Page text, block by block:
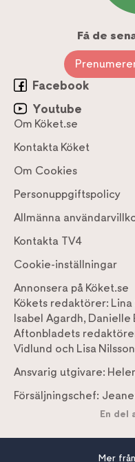
Få de
Facebook
Youtube
Om Köket.se
Kontakta Köket
Om Cookies
Personuppgiftspolicy
Allmänna
Kontakta TV4
Cookie-inställningar
Annonsera på Köket.se
Kökets redaktörer:
Isabel Agardh, Danielle
Aftonbladets
Vidlund och Lisa Nilsson
Ansvarig utgivare:
Försäljningschef:
En del
Mer